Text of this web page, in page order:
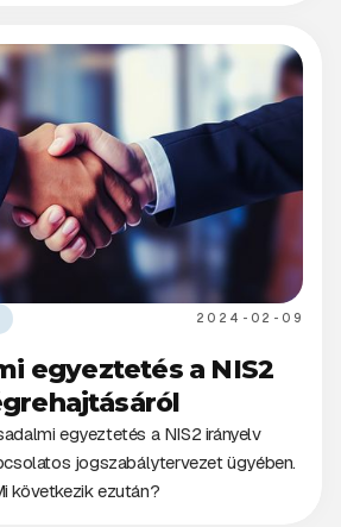
2024-02-09
egyeztetés a NIS2
egyeztetés a NIS2 irányelv
jogszabálytervezet ügyében.
következik ezután?